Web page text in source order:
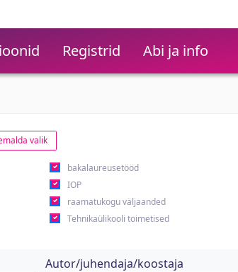
Registrid Abi ja info
valik
bakalaureusetööd
IOP
raamatukogu väljaanded
Tehnikaülikooli toimetised
Autor/juhendaja/koostaja